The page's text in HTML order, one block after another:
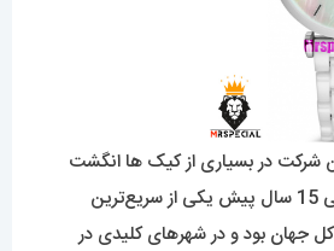
شرکت در بسیاری از کیک ها انگشت
دارد. این برند مد ایتالیایی 15 سال پیش یکی از سریع‌ترین
جهان بود و در شهرهای کلیدی در